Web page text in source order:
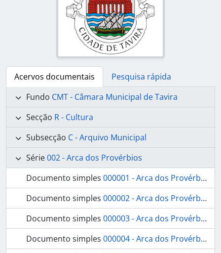
Acervos documentais
Pesquisa rápida
Fundo CMT - Câmara Municipal de Tavira
Secção R - Cultura
Subsecção C - Arquivo Municipal
Série002 - Arca dos Provérbios
Documento simples 000001 - Arca dos Provérbios - janeiro, 2017
Documento simples 000002 - Arca dos Provérbios - fevereiro, 2017
Documento simples 000003 - Arca dos Provérbios - março, 2017
Documento simples 000004 - Arca dos Provérbios - abril, 2017